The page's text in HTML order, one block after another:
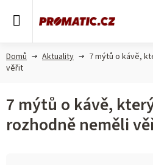
Domů Aktuality
7 mýtů o kávě,
věřit
7 mýtů o kávě,
rozhodně neměli